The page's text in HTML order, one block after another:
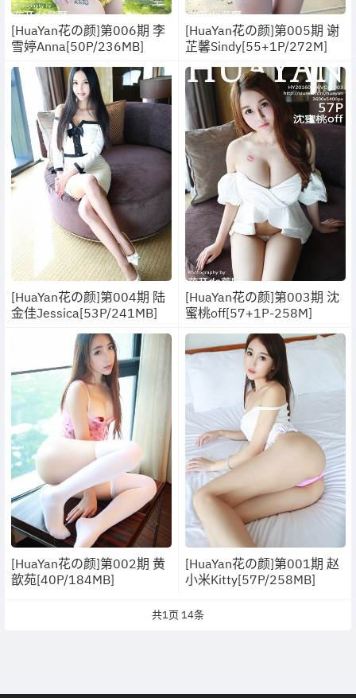
[HuaYan花の颜]第006期 李
雪婷Anna[50P/236MB]
[HuaYan花の颜]第005期 谢
芷馨Sindy[55+1P/272M]
[HuaYan花の颜]第004期 陆
金佳Jessica[53P/241MB]
[HuaYan花の颜]第003期 沈
蜜桃off[57+1P-258M]
[HuaYan花の颜]第002期 黄
歆苑[40P/184MB]
[HuaYan花の颜]第001期 赵
小米Kitty[57P/258MB]
共1页 14条